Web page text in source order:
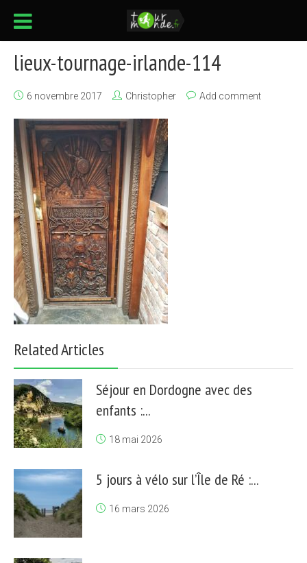
lieux-tournage-irlande-114
6 novembre 2017 Christopher Add comment
Related Articles
Séjour en Dordogne avec des
enfants :...
18 mai 2026
5 jours à vélo sur l’Île de Ré :...
16 mars 2026